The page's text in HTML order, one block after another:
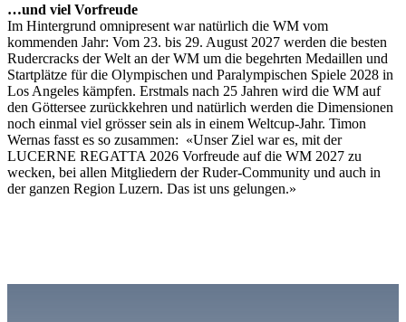
…und viel Vorfreude
Im Hintergrund omnipresent war natürlich die WM vom
kommenden Jahr: Vom 23. bis 29. August 2027 werden die besten
Rudercracks der Welt an der WM um die begehrten Medaillen und
Startplätze für die Olympischen und Paralympischen Spiele 2028 in
Los Angeles kämpfen. Erstmals nach 25 Jahren wird die WM auf
den Göttersee zurückkehren und natürlich werden die Dimensionen
noch einmal viel grösser sein als in einem Weltcup-Jahr. Timon
Wernas fasst es so zusammen: «Unser Ziel war es, mit der
LUCERNE REGATTA 2026 Vorfreude auf die WM 2027 zu
wecken, bei allen Mitgliedern der Ruder-Community und auch in
der ganzen Region Luzern. Das ist uns gelungen.»